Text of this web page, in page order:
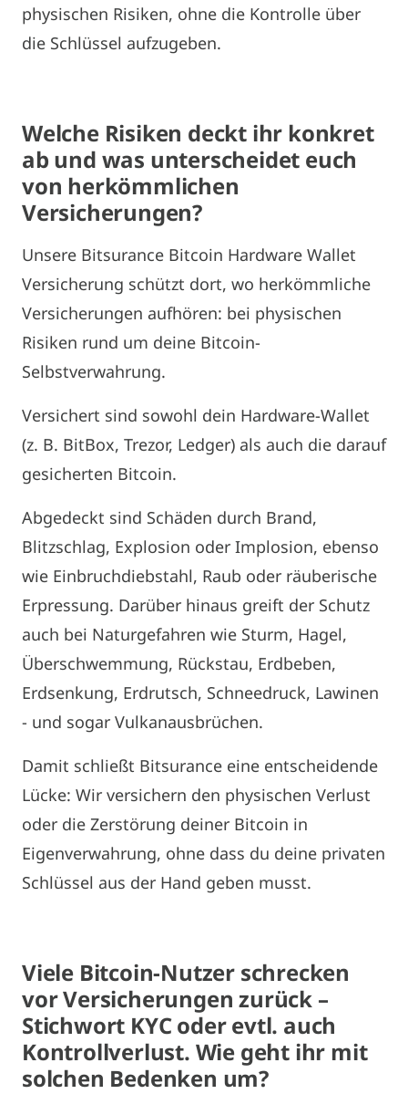
physischen Risiken, ohne die Kontrolle über
die Schlüssel aufzugeben.
Welche Risiken deckt ihr konkret
ab und was unterscheidet euch
von herkömmlichen
Versicherungen?
Unsere Bitsurance Bitcoin Hardware Wallet
Versicherung schützt dort, wo herkömmliche
Versicherungen aufhören: bei physischen
Risiken rund um deine Bitcoin-
Selbstverwahrung.
Versichert sind sowohl dein Hardware-Wallet
(z. B. BitBox, Trezor, Ledger) als auch die darauf
gesicherten Bitcoin.
Abgedeckt sind Schäden durch Brand,
Blitzschlag, Explosion oder Implosion, ebenso
wie Einbruchdiebstahl, Raub oder räuberische
Erpressung. Darüber hinaus greift der Schutz
auch bei Naturgefahren wie Sturm, Hagel,
Überschwemmung, Rückstau, Erdbeben,
Erdsenkung, Erdrutsch, Schneedruck, Lawinen
- und sogar Vulkanausbrüchen.
Damit schließt Bitsurance eine entscheidende
Lücke: Wir versichern den physischen Verlust
oder die Zerstörung deiner Bitcoin in
Eigenverwahrung, ohne dass du deine privaten
Schlüssel aus der Hand geben musst.
Viele Bitcoin-Nutzer schrecken
vor Versicherungen zurück –
Stichwort KYC oder evtl. auch
Kontrollverlust. Wie geht ihr mit
solchen Bedenken um?